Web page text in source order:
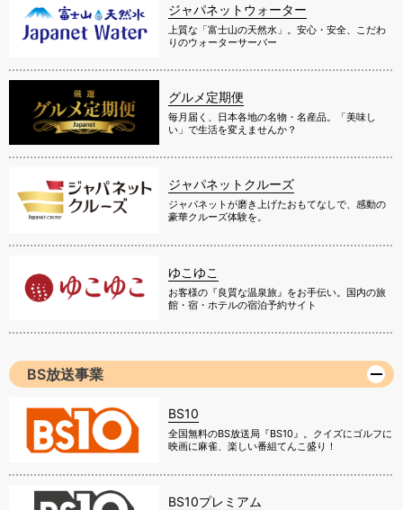
ジャパネットウォーター
上質な「富士山の天然水」。安心・安全、こだわ
りのウォーターサーバー
グルメ定期便
毎月届く、日本各地の名物・名産品。「美味し
い」で生活を変えませんか？
ジャパネットクルーズ
ジャパネットが磨き上げたおもてなしで、感動の
豪華クルーズ体験を。
ゆこゆこ
お客様の『良質な温泉旅』をお手伝い。国内の旅
館・宿・ホテルの宿泊予約サイト
BS放送事業
BS10
全国無料のBS放送局『BS10』。クイズにゴルフに
映画に麻雀、楽しい番組てんこ盛り！
BS10プレミアム